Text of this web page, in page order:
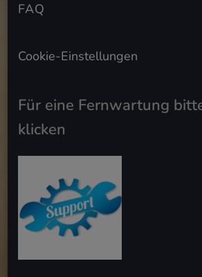
FAQ
Cookie-Einstellungen
Für eine Fernwartung
klicken